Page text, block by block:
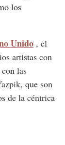
los
Unido , el
artistas con
las
que son
de la céntrica